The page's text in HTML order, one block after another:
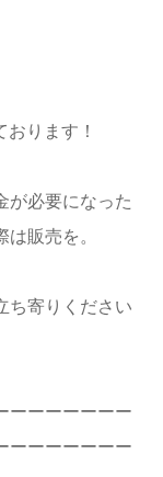
ります！
が必要になった
販売を。
ち寄りください
ーーーーーーー
ーーーーーーー